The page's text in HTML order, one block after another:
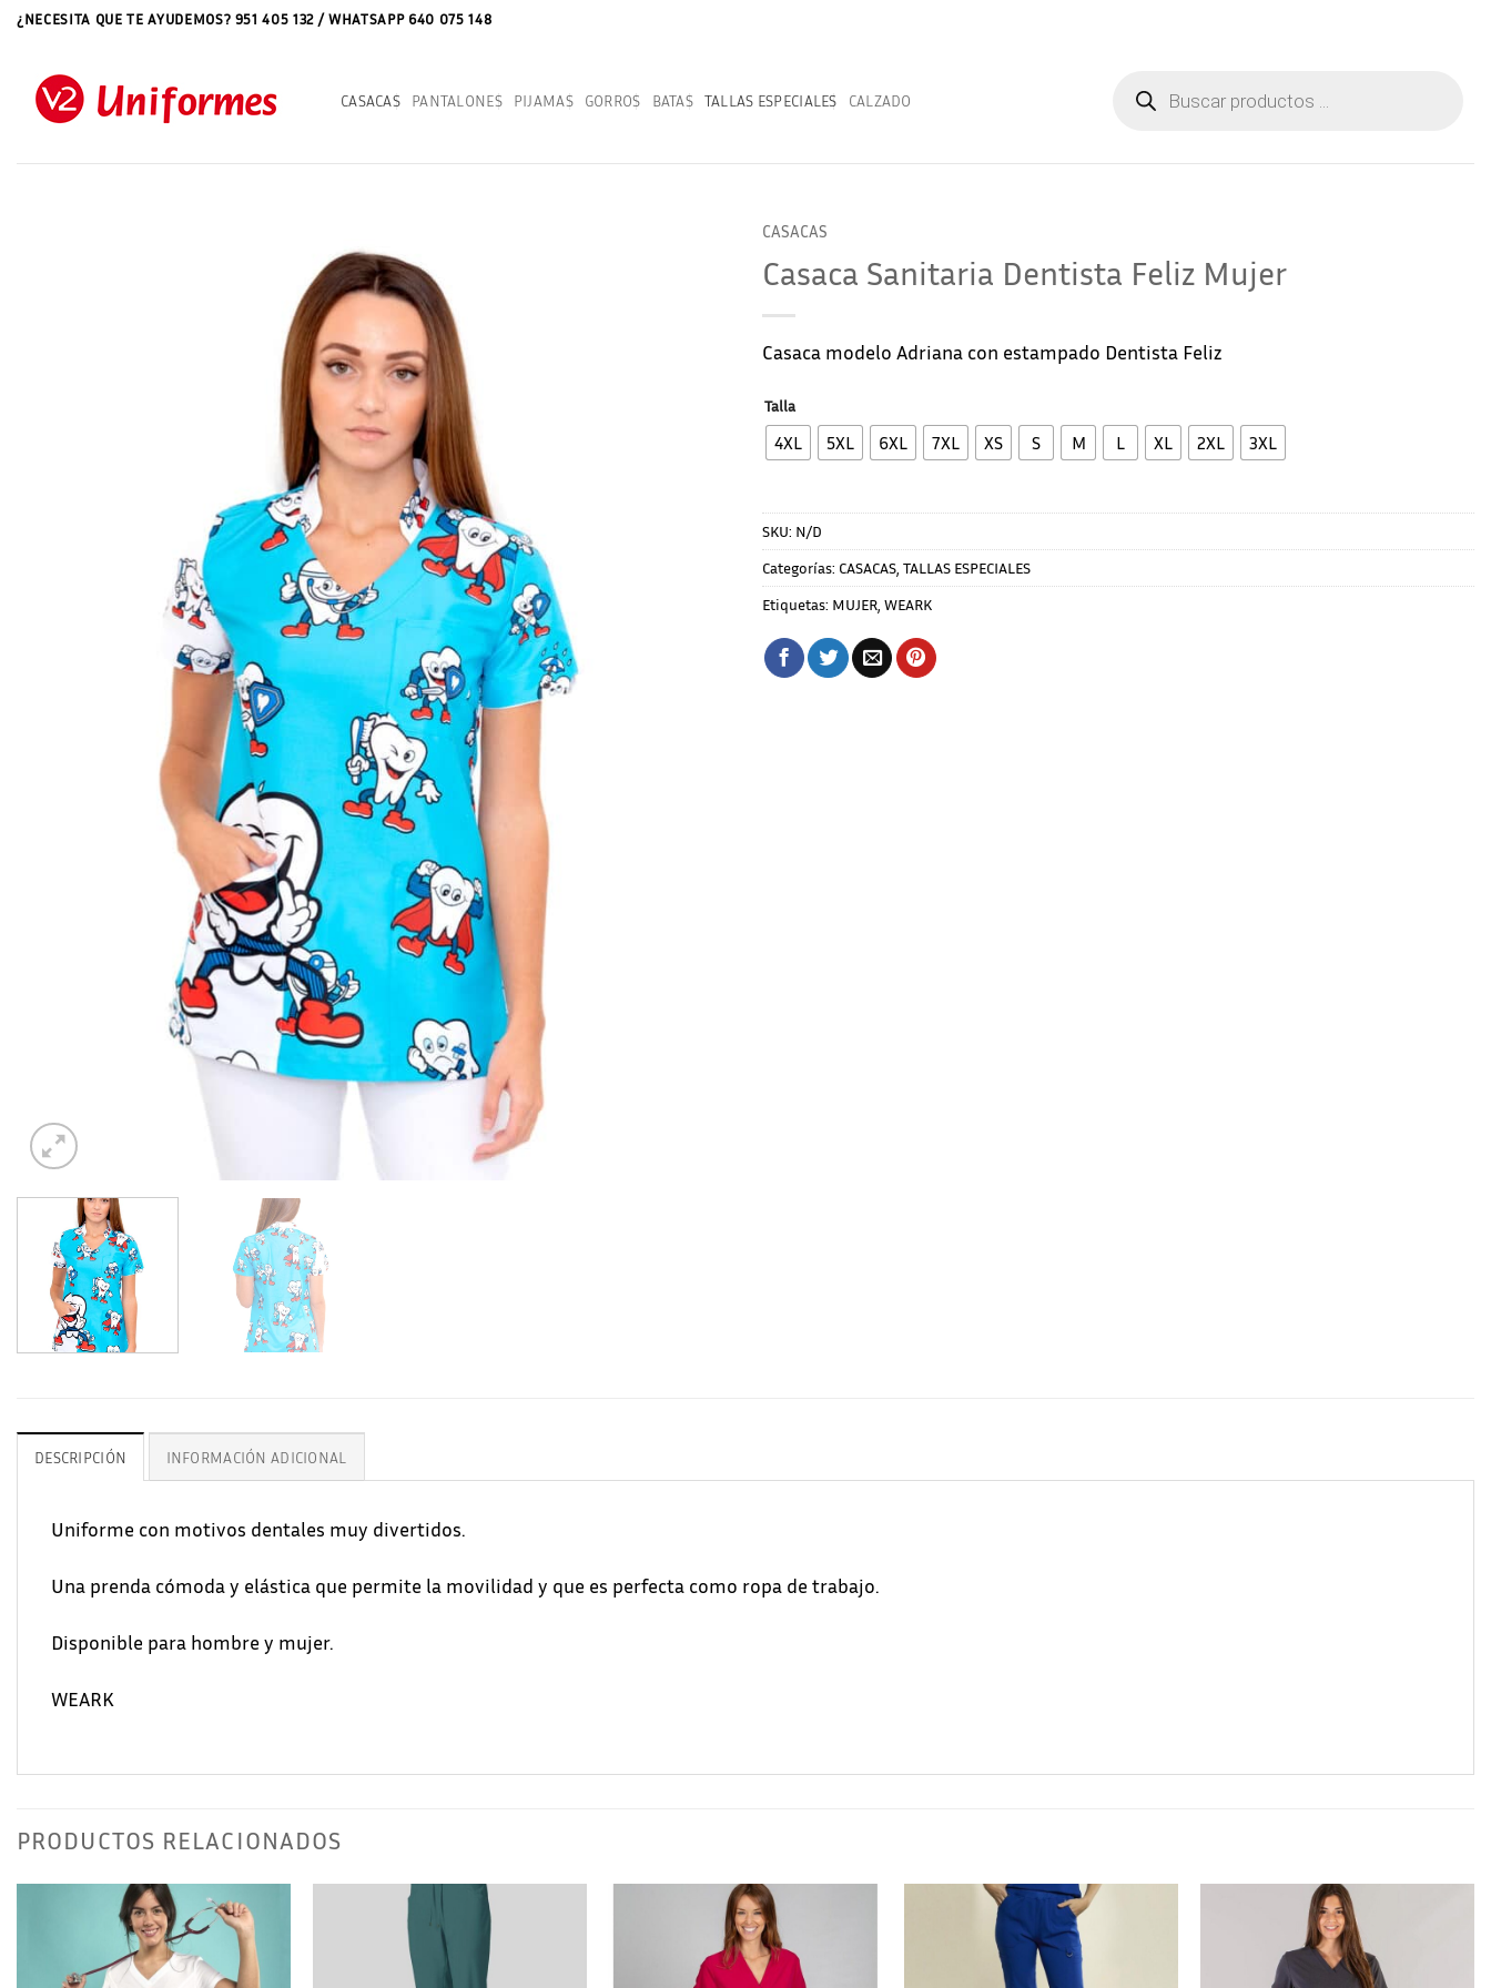
Saltar
contenido
¿NECESITA QUE TE AYUDEMOS? 951 405 132 / WHATSAPP 640 075 148
CASACAS PANTALONES PIJAMAS GORROS BATAS TALLAS ESPECIALES CALZADO
productos
CASACAS
Casaca Sanitaria Dentista Feliz Mujer
Casaca modelo Adriana con estampado Dentista Feliz
Talla
4XL 5XL 6XL 7XL XS S M L XL 2XL 3XL
SKU: N/D
Categorías: CASACAS TALLAS ESPECIALES
Etiquetas: MUJER WEARK
DESCRIPCIÓN INFORMACIÓN ADICIONAL
Uniforme con motivos dentales muy divertidos.
Una prenda cómoda y elástica que permite la movilidad y que es perfecta como ropa de trabajo.
Disponible para hombre y mujer.
WEARK
PRODUCTOS RELACIONADOS